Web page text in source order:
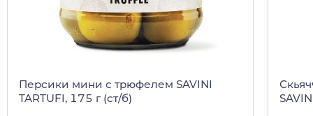
Персики мини с трюфелем SAVINI
TARTUFI, 175 г (ст/б)